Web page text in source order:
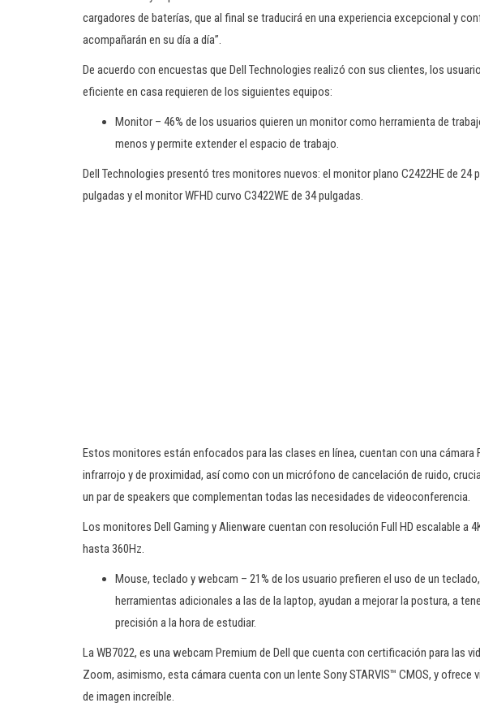
cargadores de baterías, que al final se traducirá en una experiencia excepcional y
acompañarán en su día a día”.
De acuerdo con encuestas que Dell Technologies realizó con sus clientes, los
eficiente en casa requieren de los siguientes equipos:
Monitor – 46% de los usuarios quieren un monitor como herramienta de
menos y permite extender el espacio de trabajo.
Dell Technologies presentó tres monitores nuevos: el monitor plano C2422HE de 24
pulgadas y el monitor WFHD curvo C3422WE de 34 pulgadas.
Estos monitores están enfocados para las clases en línea, cuentan con una cámara
infrarrojo y de proximidad, así como con un micrófono de cancelación de ruido,
un par de speakers que complementan todas las necesidades de videoconferencia.
Los monitores Dell Gaming y Alienware cuentan con resolución Full HD escalable a
hasta 360Hz.
Mouse, teclado y webcam – 21% de los usuario prefieren el uso de un
herramientas adicionales a las de la laptop, ayudan a mejorar la postura, a
precisión a la hora de estudiar.
La WB7022, es una webcam Premium de Dell que cuenta con certificación para las
Zoom, asimismo, esta cámara cuenta con un lente Sony STARVIS™ CMOS, y ofrece
de imagen increíble.